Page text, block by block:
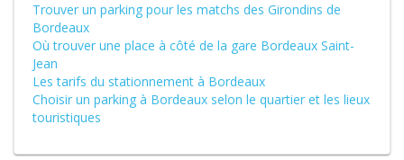
Trouver un parking pour les matchs des Girondins de
Bordeaux
Où trouver une place à côté de la gare Bordeaux Saint-
Jean
Les tarifs du stationnement à Bordeaux
Choisir un parking à Bordeaux selon le quartier et les lieux
touristiques